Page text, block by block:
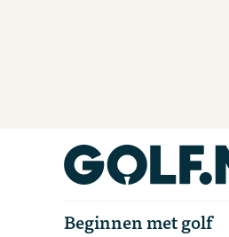
Beginnen met golf